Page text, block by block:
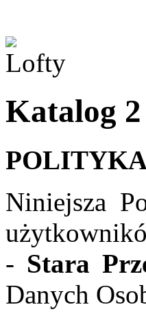
Katalog 2
Niniejsza
- Stara
Danych